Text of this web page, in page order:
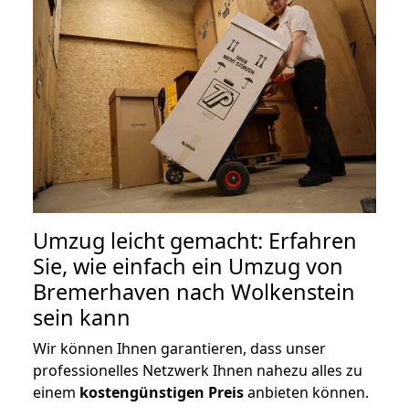
Umzug leicht gemacht: Erfahren
Sie, wie einfach ein Umzug von
Bremerhaven nach Wolkenstein
sein kann
Wir können Ihnen garantieren, dass unser
professionelles Netzwerk Ihnen nahezu alles zu
einem kostengünstigen Preisanbieten können.